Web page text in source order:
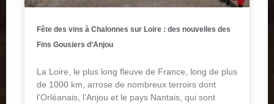
Fête des vins à Chalonnes sur Loire : des nouvelles des
Fins Gousiers d’Anjou
La Loire, le plus long fleuve de France, long de plus
de 1000 km, arrose de nombreux terroirs dont
l’Orléanais, l’Anjou et le pays Nantais, qui sont